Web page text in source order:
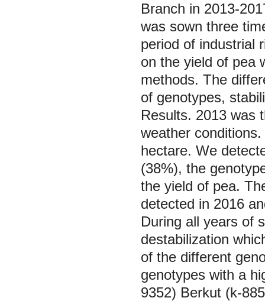
Branch in 2013-
was sown three
period of industrial
on the yield of pea
methods. The
of genotypes,
Results. 2013 was
weather
hectare. We
(38%), the
the yield of pea.
detected in 2016
During all years of
destabilization
of the different
genotypes with a
9352) Berkut (k-